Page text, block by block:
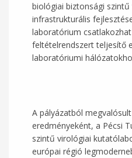
biológiai biztonsági
infrastrukturális
laboratórium
feltételrendszert teljesítő
laboratóriumi
A pályázatból
eredményeként, a Pécsi
szintű virológiai
európai régió